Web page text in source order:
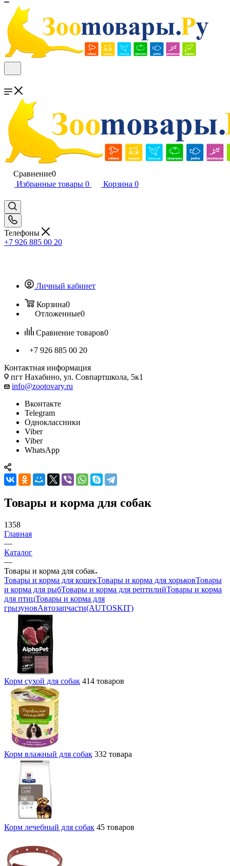
Сравнение0
Избранные товары 0 Корзина 0
Телефоны
+7 926 885 00 20
Личный кабинет
Корзина0
Отложенные0
Сравнение товаров0
+7 926 885 00 20
Контактная информация
пгт Нахабино, ул. Совпартшкола, 5к1
info@zootovary.ru
Вконтакте
Telegram
Одноклассники
Viber
Viber
WhatsApp
Товары и корма для собак
1358
Главная
—
Каталог
—
Товары и корма для собак
Товары и корма для кошекТовары и корма для хорьковТовары
и корма для рыбТовары и корма для рептилийТовары и корма
для птицТовары и корма для
грызуновАвтозапчасти(AUTOSKIT)
Корм сухой для собак 414 товаров
Корм влажный для собак 332 товара
Корм лечебный для собак 45 товаров